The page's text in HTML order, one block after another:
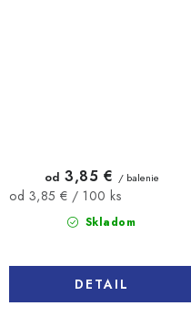
Skladom
od 3,85 € / balenie
Jednotková
od 3,85 € / 100 ks
DETAIL